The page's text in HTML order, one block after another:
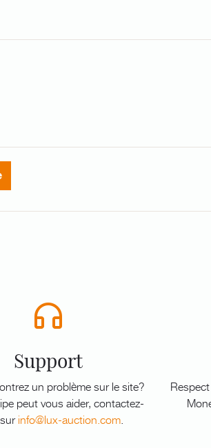
Support
un problème sur le site?
peut vous aider, contactez-
info@lux-auction.com.